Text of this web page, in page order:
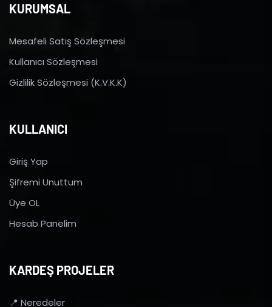
KURUMSAL
Mesafeli Satış Sözleşmesi
Kullanıcı Sözleşmesi
Gizlilik Sözleşmesi (K.V.K.K)
KULLANICI
Giriş Yap
Şifremi Unuttum
Üye OL
Hesab Panelim
KARDEŞ PROJELER
📍 Neredeler